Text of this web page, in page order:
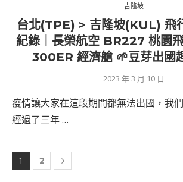
吉隆坡
台北(TPE) > 吉隆坡(KUL) 飛
紀錄｜長榮航空 BR227 桃園
300ER 經濟艙 🌱豆芽出國
2023 年 3 月 10 日
疫情讓大家在這段期間都無法出國，我
經過了三年 …
1 2